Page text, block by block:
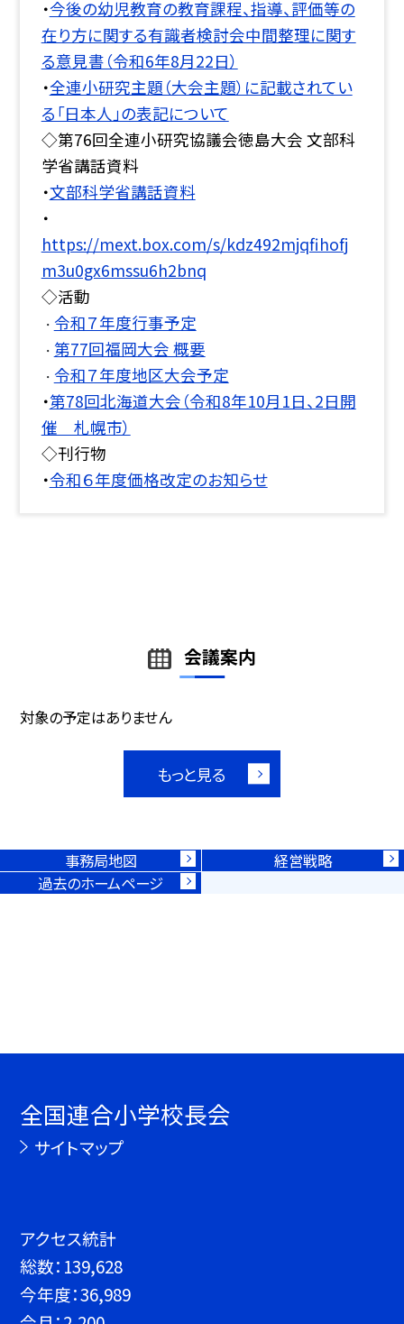
・今後の幼児教育の教育課程、指導、評価等の
在り方に関する有識者検討会中間整理に関す
る意見書（令和6年8月22日）
・全連小研究主題（大会主題）に記載されてい
る「日本人」の表記について
◇第76回全連小研究協議会徳島大会 文部科
学省講話資料
・文部科学省講話資料
・
https://mext.box.com/s/kdz492mjqfihofj
m3u0gx6mssu6h2bnq
◇活動
・ 令和７年度行事予定
・ 第77回福岡大会 概要
・ 令和７年度地区大会予定
・第78回北海道大会（令和8年10月1日、2日開
催 札幌市）
◇刊行物
・令和６年度価格改定のお知らせ
会議案内
対象の予定はありません
もっと見る
事務局地図
経営戦略
過去のホームページ
全国連合小学校長会
サイトマップ
アクセス統計
総数： 139,628
今年度：36,989